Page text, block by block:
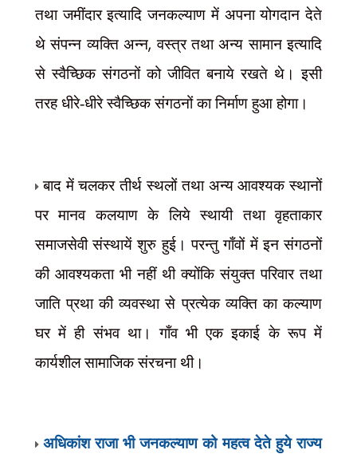
तथा जमींदार इत्यादि जनकल्याण में अपना योगदान देते
थे संपन्न व्यक्ति अन्न,वस्त्र तथा अन्य सामान इत्यादि
से स्वैच्छिक संगठनों को जीवित बनाये रखते थे। इसी
तरह धीरे-धीरे स्वैच्छिक संगठनों का निर्माण हुआ होगा।
बाद में चलकर तीर्थ स्थलों तथा अन्य आवश्यक स्थानों
पर मानव कलयाण के लिये स्थायी तथा वृहताकार
समाजसेवी संस्थायें शुरु हुई। परन्तु गाँवों में इन संगठनों
की आवश्यकता भी नहीं थी क्योंकि संयुक्त परिवार तथा
जाति प्रथा की व्यवस्था से प्रत्येक व्यक्ति का कल्याण
घर में ही संभव था। गाँव भी एक इकाई के रूप में
कार्यशील सामाजिक संरचना थी।
अधिकांश राजा भी जनकल्याण को महत्व देते हुये राज्य